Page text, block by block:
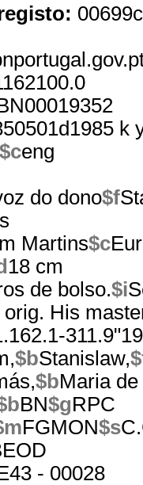
k
$ceng
do dono$f
Martins$c
18 cm
de bolso.$i
His
$bStanislaw,
$bMaria
BN$gRPC
FGMON$s
- 00028